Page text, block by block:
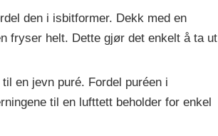
den i isbitformer. Dekk med en
fryser helt. Dette gjør det enkelt å ta ut
en jevn puré. Fordel puréen i
til en lufttett beholder for enkel